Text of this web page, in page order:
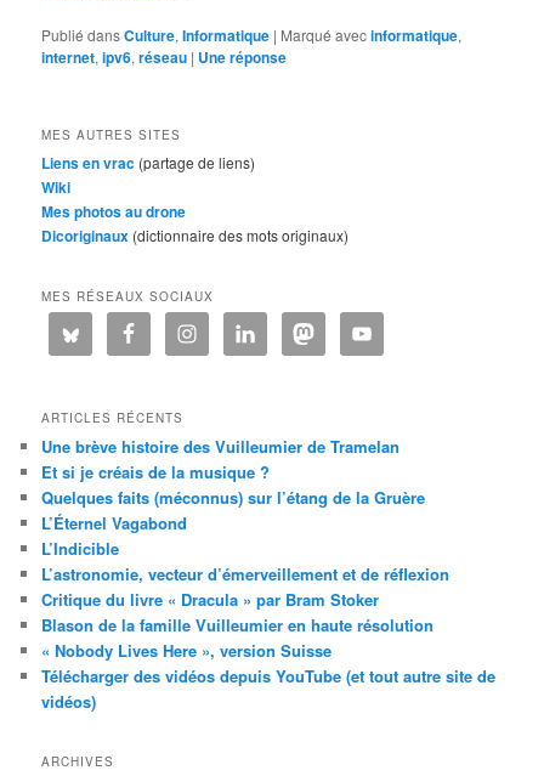
Publié dansCulture,Informatique | Marqué avecinformatique,
internet,ipv6,réseau | Uneréponse
MES AUTRES SITES
Liens en vrac (partage de liens)
Wiki
Mes photos au drone
Dicoriginaux (dictionnaire des mots originaux)
MES RÉSEAUX SOCIAUX
ARTICLES RÉCENTS
Une brève histoire des Vuilleumier de Tramelan
Et si je créais de la musique ?
Quelques faits (méconnus) sur l’étang de la Gruère
L’Éternel Vagabond
L’Indicible
L’astronomie, vecteur d’émerveillement et de réflexion
Critique du livre « Dracula » par Bram Stoker
Blason de la famille Vuilleumier en haute résolution
« Nobody Lives Here », version Suisse
Télécharger des vidéos depuis YouTube (et tout autre site de
vidéos)
ARCHIVES